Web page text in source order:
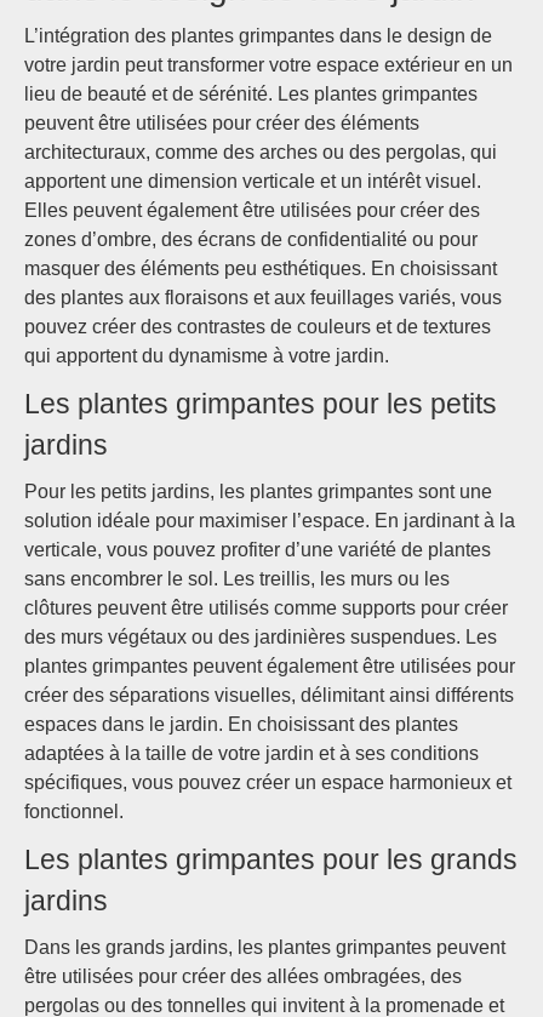
L’intégration des plantes grimpantes dans le design de
votre jardin peut transformer votre espace extérieur en un
lieu de beauté et de sérénité. Les plantes grimpantes
peuvent être utilisées pour créer des éléments
architecturaux, comme des arches ou des pergolas, qui
apportent une dimension verticale et un intérêt visuel.
Elles peuvent également être utilisées pour créer des
zones d’ombre, des écrans de confidentialité ou pour
masquer des éléments peu esthétiques. En choisissant
des plantes aux floraisons et aux feuillages variés, vous
pouvez créer des contrastes de couleurs et de textures
qui apportent du dynamisme à votre jardin.
Les plantes grimpantes pour les petits
jardins
Pour les petits jardins, les plantes grimpantes sont une
solution idéale pour maximiser l’espace. En jardinant à la
verticale, vous pouvez profiter d’une variété de plantes
sans encombrer le sol. Les treillis, les murs ou les
clôtures peuvent être utilisés comme supports pour créer
des murs végétaux ou des jardinières suspendues. Les
plantes grimpantes peuvent également être utilisées pour
créer des séparations visuelles, délimitant ainsi différents
espaces dans le jardin. En choisissant des plantes
adaptées à la taille de votre jardin et à ses conditions
spécifiques, vous pouvez créer un espace harmonieux et
fonctionnel.
Les plantes grimpantes pour les grands
jardins
Dans les grands jardins, les plantes grimpantes peuvent
être utilisées pour créer des allées ombragées, des
pergolas ou des tonnelles qui invitent à la promenade et